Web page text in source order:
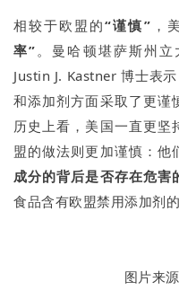
相较于欧盟的“谨慎” ，
率”。曼哈顿堪萨斯州
Justin J. Kastner 博士表
和添加剂方面采取了更谨
历史上看，美国一直更坚
盟的做法则更加谨慎：他
成分的背后是否存在危害
食品含有欧盟禁用添加剂
图片来